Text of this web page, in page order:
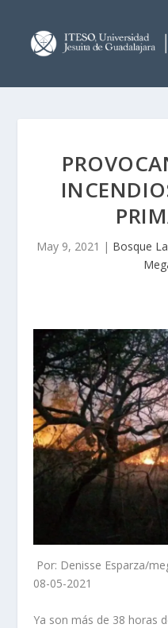
May 9, 2021 | Bosque
Por: Denisse Esparza/
08-05-2021
Ya son más de 38 horas